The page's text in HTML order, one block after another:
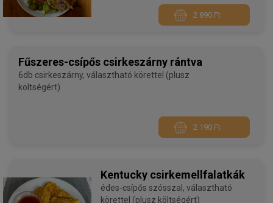
2 890 Ft
Fűszeres-csípős csirkeszárny rántva
6db csirkeszárny, választható körettel (plusz
költségért)
2 190 Ft
Kentucky csirkemellfalatkák
édes-csípős szósszal, választható
körettel (plusz költségért)